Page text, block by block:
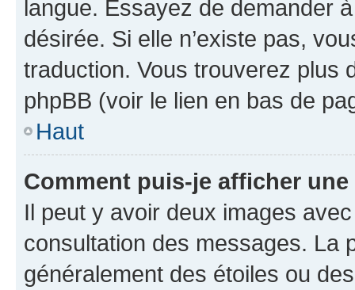
langue. Essayez de demander
désirée. Si elle n’existe pas,
traduction. Vous trouverez plus
phpBB (voir le lien en bas de
Haut
Comment puis-je afficher
Il peut y avoir deux images
consultation des messages. La
généralement des étoiles ou